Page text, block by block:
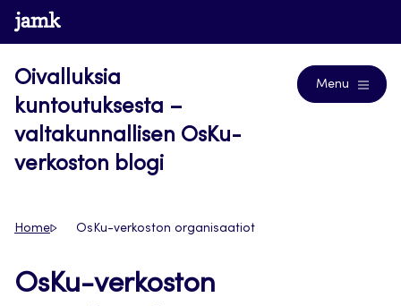
Siirry
suoraan
www.jamk.fi
Oivalluksia
kuntoutuksesta –
valtakunnallisen OsKu-
verkoston blogi
Menu
Home OsKu-verkoston organisaatiot
OsKu-verkoston